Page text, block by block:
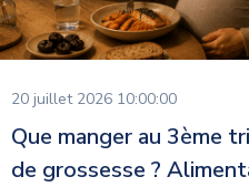
20 juillet 2026 10:00:00
Que manger au 3ème
de grossesse ?